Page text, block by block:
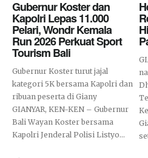
Gubernur Koster dan
Kapolri Lepas 11.000
Pelari, Wondr Kemala
Run 2026 Perkuat Sport
Tourism Bali
Gubernur Koster turut jajal
kategori 5K bersama Kapolri dan
ribuan peserta di Giany
GIANYAR, KEN-KEN – Gubernur
Bali Wayan Koster bersama
Kapolri Jenderal Polisi Listyo...